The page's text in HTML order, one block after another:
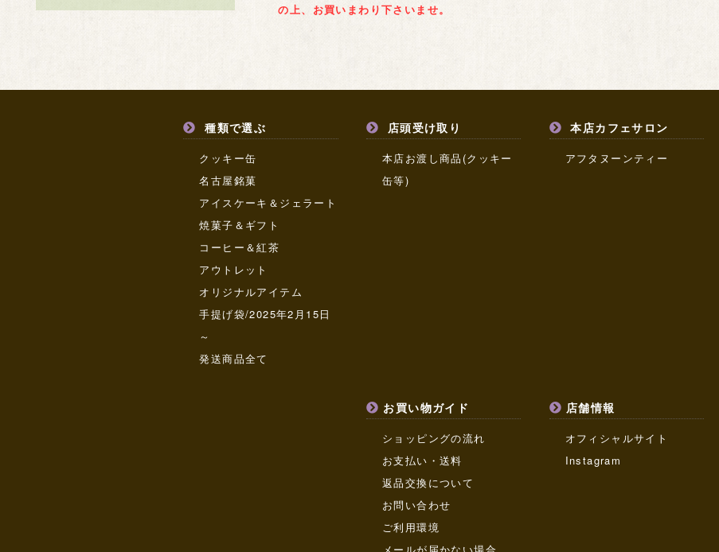
の上、お買いまわり下さいませ。
種類で選ぶ
クッキー缶
名古屋銘菓
アイスケーキ＆ジェラート
焼菓子＆ギフト
コーヒー＆紅茶
アウトレット
オリジナルアイテム
手提げ袋/2025年2月15日
～
発送商品全て
店頭受け取り
本店お渡し商品(クッキー
缶等)
本店カフェサロン
アフタヌーンティー
お買い物ガイド
ショッピングの流れ
お支払い・送料
返品交換について
お問い合わせ
ご利用環境
店舗情報
オフィシャルサイト
Instagram